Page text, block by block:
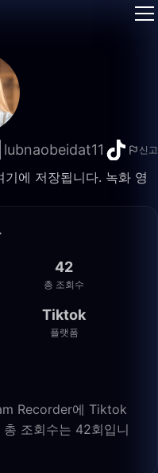
lubnaobeidat11 신고
에 저장됩니다. 녹화 영
42
총 조회수
Tiktok
플랫폼
Recorder에 Tiktok
조회수는 42회입니